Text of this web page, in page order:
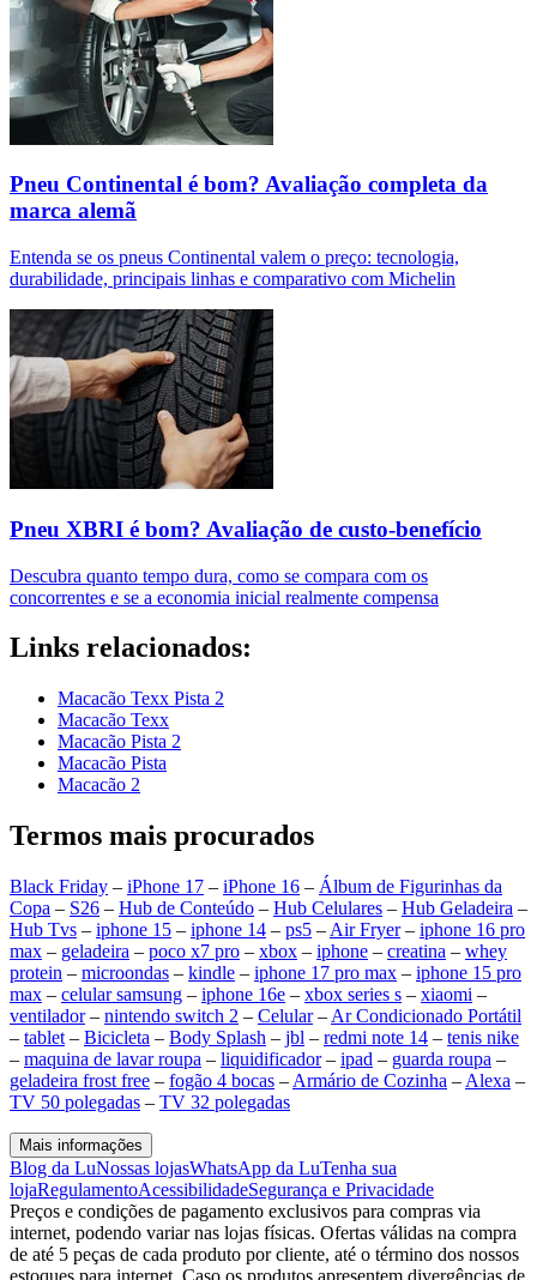
Pneu Continental é bom? Avaliação completa da
marca alemã
Entenda se os pneus Continental valem o preço: tecnologia,
durabilidade, principais linhas e comparativo com Michelin
Pneu XBRI é bom? Avaliação de custo-benefício
Descubra quanto tempo dura, como se compara com os
concorrentes e se a economia inicial realmente compensa
Links relacionados:
Macacão Texx Pista 2
Macacão Texx
Macacão Pista 2
Macacão Pista
Macacão 2
Termos mais procurados
Black Friday – iPhone 17 – iPhone 16 – Álbum de Figurinhas da
Copa – S26 – Hub de Conteúdo – Hub Celulares – Hub Geladeira –
Hub Tvs – iphone 15 – iphone 14 – ps5 – Air Fryer– iphone 16 pro
max – geladeira – poco x7 pro – xbox – iphone – creatina – whey
protein – microondas – kindle – iphone 17 pro max – iphone 15 pro
max – celular samsung – iphone 16e – xbox series s – xiaomi –
ventilador– nintendo switch 2 – Celular– Ar Condicionado Portátil
– tablet – Bicicleta – Body Splash – jbl – redmi note 14 – tenis nike
– maquina de lavar roupa – liquidificador– ipad – guarda roupa –
geladeira frost free – fogão 4 bocas – Armário de Cozinha – Alexa –
TV 50 polegadas – TV 32 polegadas
Mais informações
Blog da LuNossas lojasWhatsApp da LuTenha sua
lojaRegulamentoAcessibilidadeSegurança e Privacidade
Preços e condições de pagamento exclusivos para compras via
internet, podendo variar nas lojas físicas. Ofertas válidas na compra
de até 5 peças de cada produto por cliente, até o término dos nossos